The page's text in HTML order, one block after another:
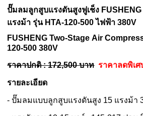
ปั๊มลมลูกสูบแรงดันสูงฟูเช็ง
แรงม้า รุ่น HTA-120-500 ไฟฟ้า 380V
FUSHENGTwo-Stage Air
120-500 380V
ราคาปกติ : 172,500 บาท ราคาลดพิเศ
รายละเอียด
- ปั๊มลมแบบลูกสูบแรงดันสูง 15 แรงม้า